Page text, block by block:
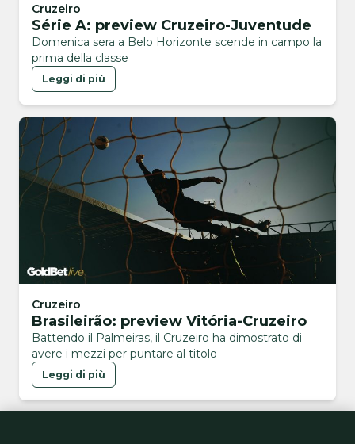
Cruzeiro
Série A: preview Cruzeiro-Juventude
Domenica sera a Belo Horizonte scende in campo la
prima della classe
Leggi di più
Cruzeiro
Brasileirão: preview Vitória-Cruzeiro
Battendo il Palmeiras, il Cruzeiro ha dimostrato di
avere i mezzi per puntare al titolo
Leggi di più